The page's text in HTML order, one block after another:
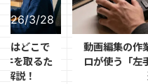
3/28
はどこで
を取るた
解説！
動画編集の作
ロが使う「左